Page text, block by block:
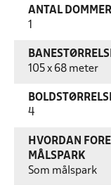
ANTAL
105 x 68 meter
4
HVORDAN
MÅLSPARK
Som målspark